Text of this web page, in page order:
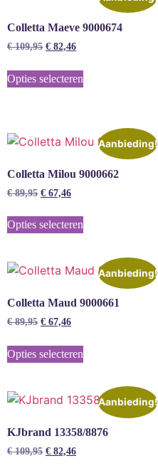
Colletta Maeve 9000674
€109,95 € 82,46
Opties selecteren
Aanbieding!
Colletta Milou 9000662
€89,95 € 67,46
Opties selecteren
Aanbieding!
Colletta Maud 9000661
€89,95 € 67,46
Opties selecteren
Aanbieding!
KJbrand 13358/8876
€109,95 € 82,46